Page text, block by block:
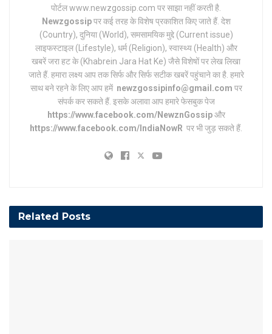
पोर्टल www.newzgossip.com पर साझा नहीं करती है.
Newzgossipपर कई तरह के विशेष प्रकाशित किए जाते हैं. देश
(Country), दुनिया (World), समसामयिक मुद्दे (Current issue)
लाइफस्टाइल (Lifestyle), धर्म (Religion), स्वास्थ्य (Health) और
खबरें जरा हट के (Khabrein Jara Hat Ke) जैसे विशेषों पर लेख लिखा
जाते हैं. हमारा लक्ष्य आप तक सिर्फ और सिर्फ सटीक खबरें पहुंचाने का है. हमारे
साथ बने रहने के लिए आप हमें newzgossipinfo@gmail.com पर
संपर्क कर सकते हैं. इसके अलावा आप हमारे फेसबुक पेज
https://www.facebook.com/NewznGossipऔर
https://www.facebook.com/IndiaNowR पर भी जुड़ सकते हैं.
Related Posts